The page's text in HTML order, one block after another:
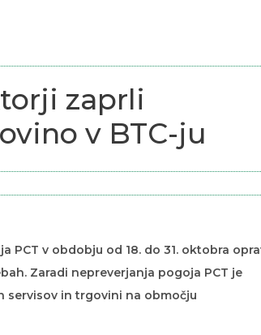
zaprli
v BTC-ju
PCT v obdobju od 18. do 31. oktobra
Zaradi nepreverjanja pogoja PCT je
servisov in trgovini na območju